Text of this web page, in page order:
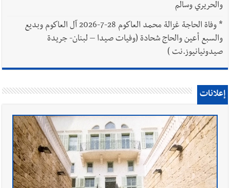
والحريري وسالم
*
وفاة الحاجة غزالة محمد العاكوم 28-7-2026 آل العاكوم وبديع
والسبع أعين والحاج شحادة (وفيات صيدا – لبنان- جريدة
صيدونيانيوز.نت )
إعلانات